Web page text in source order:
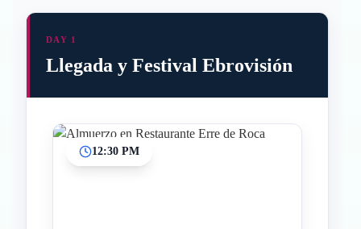
DAY 1
Llegada y Festival Ebrovisión
12:30 PM